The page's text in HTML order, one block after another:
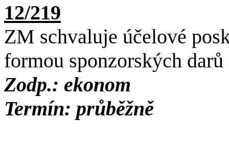
12/219
ZM schvaluje účelové
formou sponzorských
Zodp.: ekonom
Termín: průběžně